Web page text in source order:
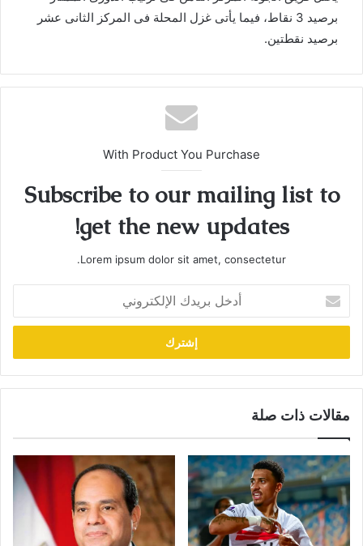
برصيد 3 نقاط، فيما يأتى غزل المحلة فى المركز الثانى عشر
برصيد نقطتين.
With Product You Purchase
Subscribe to our mailing list to
get the new updates!
Lorem ipsum dolor sit amet, consectetur.
بريدك
الإلكتروني
مقالات ذات صلة